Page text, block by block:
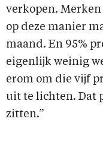
verkopen.
op deze manier
maand. En 95%
eigenlijk weinig
erom om die vijf
uit te lichten. Dat
zitten.”